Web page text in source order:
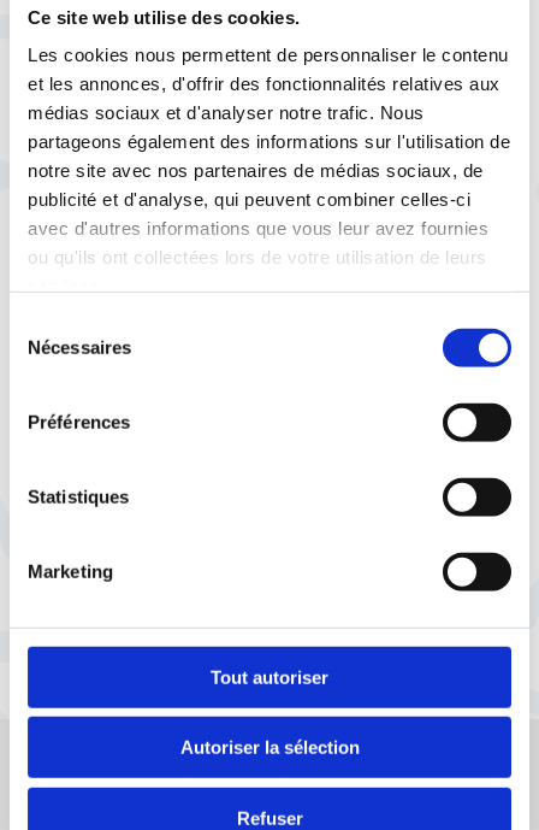
Ce site web utilise des cookies.
Les cookies nous permettent de personnaliser le contenu
et les annonces, d'offrir des fonctionnalités relatives aux
médias sociaux et d'analyser notre trafic. Nous
partageons également des informations sur l'utilisation de
notre site avec nos partenaires de médias sociaux, de
publicité et d'analyse, qui peuvent combiner celles-ci
avec d'autres informations que vous leur avez fournies
ou qu'ils ont collectées lors de votre utilisation de leurs
Nécessaires
Préférences
Statistiques
Marketing
Tout autoriser
Autoriser la sélection
Refuser
9 mars 2017 | Social
La CFTC interpelle les
candidats : protection sociale
candidats : handicap
Vos droits et l'actualité sociale, enfin clairs
!